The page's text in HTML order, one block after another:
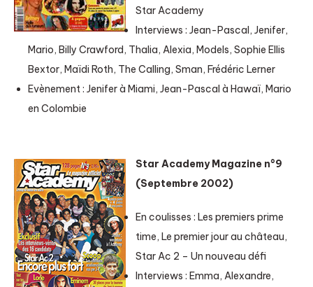
Star Academy
Interviews : Jean-Pascal, Jenifer,
Mario, Billy Crawford, Thalia, Alexia, Models, Sophie Ellis
Bextor, Maïdi Roth, The Calling, Sman, Frédéric Lerner
Evènement : Jenifer à Miami, Jean-Pascal à Hawaï, Mario
en Colombie
Star Academy Magazine n°9
(Septembre 2002)
En coulisses : Les premiers prime
time, Le premier jour au château,
Star Ac 2 – Un nouveau défi
Interviews : Emma, Alexandre,